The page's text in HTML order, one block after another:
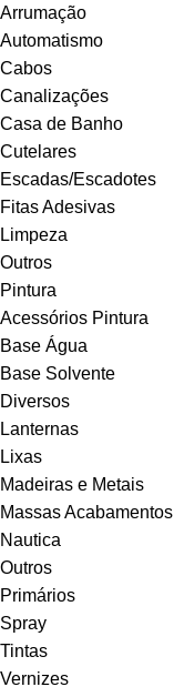
Arrumação
Automatismo
Cabos
Canalizações
Casa de Banho
Cutelares
Escadas/Escadotes
Fitas Adesivas
Limpeza
Outros
Pintura
Acessórios Pintura
Base Água
Base Solvente
Diversos
Lanternas
Lixas
Madeiras e Metais
Massas Acabamentos
Nautica
Outros
Primários
Spray
Tintas
Vernizes